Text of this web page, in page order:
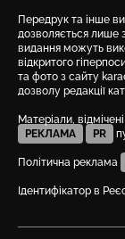
Передрук та інше
дозволяється лише
видання можуть
відкритого
та фото з сайту
дозволу редакції
Матеріали,
РЕКЛАМА
PR
Політична реклама
Ідентифікатор в